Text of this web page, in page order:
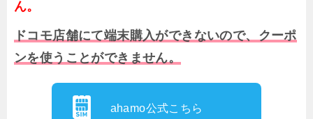
ん。
ドコモ店舗にて端末購入ができないので、クーポ
ンを使うことができません。
ahamo公式こちら